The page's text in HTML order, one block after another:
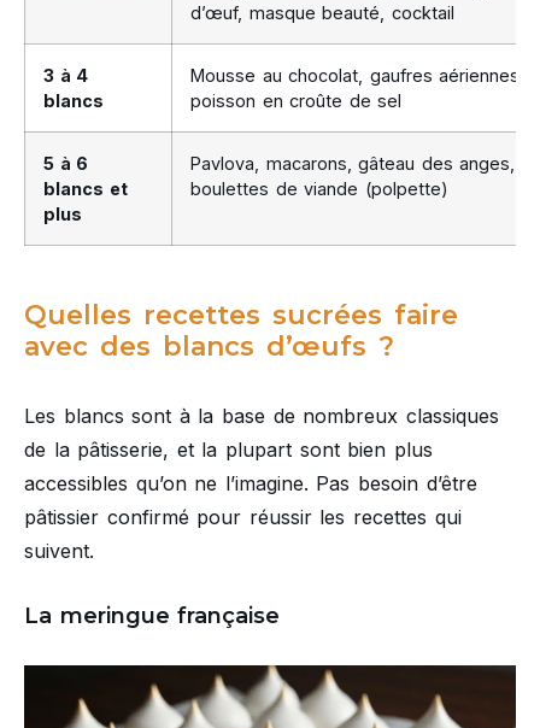
d’œuf, masque beauté, cocktail
3 à 4
blancs
Mousse au chocolat, gaufres aériennes,
poisson en croûte de sel
5 à 6
blancs et
plus
Pavlova, macarons, gâteau des anges,
boulettes de viande (polpette)
Quelles recettes sucrées faire
avec des blancs d’œufs ?
Les blancs sont à la base de nombreux classiques
de la pâtisserie, et la plupart sont bien plus
accessibles qu’on ne l’imagine. Pas besoin d’être
pâtissier confirmé pour réussir les recettes qui
suivent.
La meringue française